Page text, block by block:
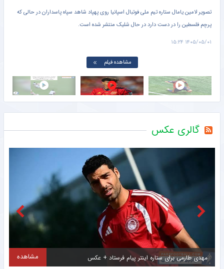
تصویر لامین یامال ستاره تیم ملی فوتبال اسپانیا روی پهپاد شاهد سپاه پاسداران در حالی که
پرچم فلسطین را در دست دارد در حال شلیک منتشر شده است.
۱۴۰۵/۰۵/۰۱ ۱۵:۲۴
مشاهده فیلم
گالری عکس
مهدی طارمی برای ستاره اینتر پیام فرستاد + عکس مشاهده